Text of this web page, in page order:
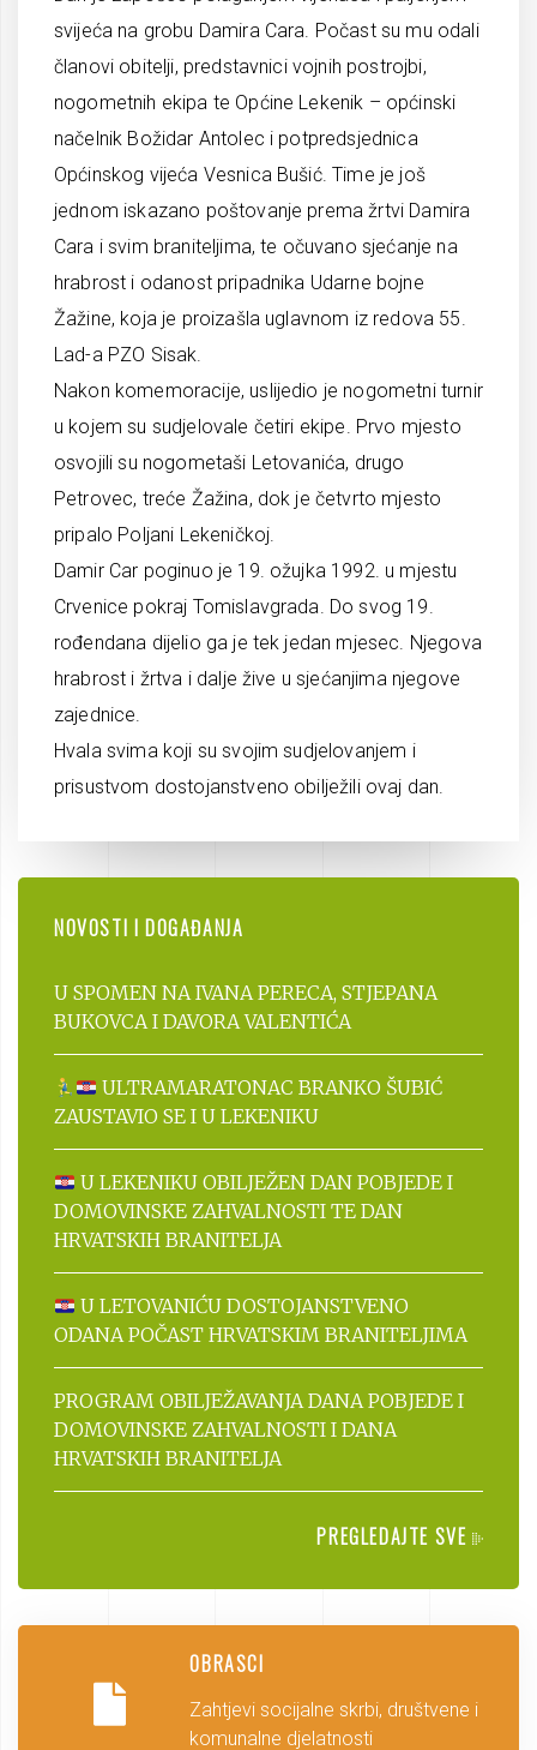
svijeća na grobu Damira Cara. Počast su mu odali
članovi obitelji, predstavnici vojnih postrojbi,
nogometnih ekipa te Općine Lekenik – općinski
načelnik Božidar Antolec i potpredsjednica
Općinskog vijeća Vesnica Bušić. Time je još
jednom iskazano poštovanje prema žrtvi Damira
Cara i svim braniteljima, te očuvano sjećanje na
hrabrost i odanost pripadnika Udarne bojne
Žažine, koja je proizašla uglavnom iz redova 55.
Lad-a PZO Sisak.
Nakon komemoracije, uslijedio je nogometni turnir
u kojem su sudjelovale četiri ekipe. Prvo mjesto
osvojili su nogometaši Letovanića, drugo
Petrovec, treće Žažina, dok je četvrto mjesto
pripalo Poljani Lekeničkoj.
Damir Car poginuo je 19. ožujka 1992. u mjestu
Crvenice pokraj Tomislavgrada. Do svog 19.
rođendana dijelio ga je tek jedan mjesec. Njegova
hrabrost i žrtva i dalje žive u sjećanjima njegove
zajednice.
Hvala svima koji su svojim sudjelovanjem i
prisustvom dostojanstveno obilježili ovaj dan.
NOVOSTI I DOGAĐANJA
U SPOMEN NA IVANA PERECA, STJEPANA
BUKOVCA I DAVORA VALENTIĆA
ULTRAMARATONAC BRANKO ŠUBIĆ
ZAUSTAVIO SE I U LEKENIKU
U LEKENIKU OBILJEŽEN DAN POBJEDE I
DOMOVINSKE ZAHVALNOSTI TE DAN
HRVATSKIH BRANITELJA
U LETOVANIĆU DOSTOJANSTVENO
ODANA POČAST HRVATSKIM BRANITELJIMA
PROGRAM OBILJEŽAVANJA DANA POBJEDE I
DOMOVINSKE ZAHVALNOSTI I DANA
HRVATSKIH BRANITELJA
PREGLEDAJTE SVE
OBRASCI
Zahtjevi socijalne skrbi, društvene i
komunalne djelatnosti